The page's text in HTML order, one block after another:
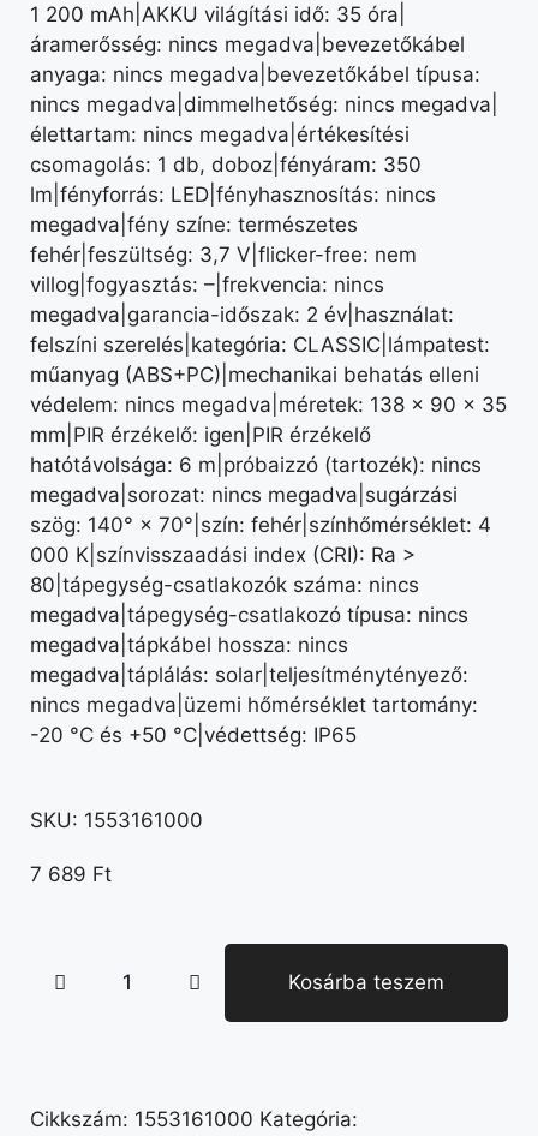
1 200 mAh|AKKU világítási idő: 35 óra|
áramerősség: nincs megadva|bevezetőkábel
anyaga: nincs megadva|bevezetőkábel típusa:
nincs megadva|dimmelhetőség: nincs megadva|
élettartam: nincs megadva|értékesítési
csomagolás: 1 db, doboz|fényáram: 350
lm|fényforrás: LED|fényhasznosítás: nincs
megadva|fény színe: természetes
fehér|feszültség: 3,7 V|flicker-free: nem
villog|fogyasztás: –|frekvencia: nincs
megadva|garancia-időszak: 2 év|használat:
felszíni szerelés|kategória: CLASSIC|lámpatest:
műanyag (ABS+PC)|mechanikai behatás elleni
védelem: nincs megadva|méretek: 138 × 90 × 35
mm|PIR érzékelő: igen|PIR érzékelő
hatótávolsága: 6 m|próbaizzó (tartozék): nincs
megadva|sorozat: nincs megadva|sugárzási
szög: 140° × 70°|szín: fehér|színhőmérséklet: 4
000 K|színvisszaadási index (CRI): Ra >
80|tápegység-csatlakozók száma: nincs
megadva|tápegység-csatlakozó típusa: nincs
megadva|tápkábel hossza: nincs
megadva|táplálás: solar|teljesítménytényező:
nincs megadva|üzemi hőmérséklet tartomány:
-20 °C és +50 °C|védettség: IP65
SKU: 1553161000
7 689 Ft
Kosárba teszem
Cikkszám: 1553161000 Kategória: